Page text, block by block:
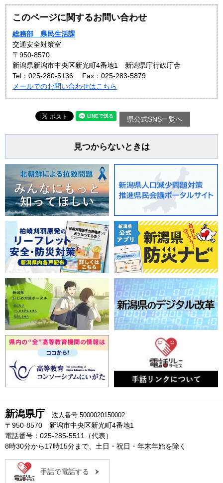
このページに関するお問い合わせ
総務部 県民生活課
交通安全対策室
〒950-8570
新潟県新潟市中央区新光町4番地1 新潟県庁行政庁舎
Tel：025-280-5136
Fax：025-283-5879
メールでのお問い合わせはこちら
県公式SNS一覧へ
見つからないときは
新潟県庁 法人番号 5000020150002
〒950-8570 新潟市中央区新光町4番地1
電話番号：025-285-5511（代表）
8時30分から17時15分まで、土日・祝日・年末年始を除く
手話で電話する